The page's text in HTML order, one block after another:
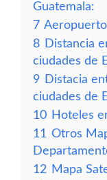
Guatemala:
7
8 Distancia
ciudades de
9 Distacia
ciudades de
10 Hoteles
11 Otros
12 Mapa